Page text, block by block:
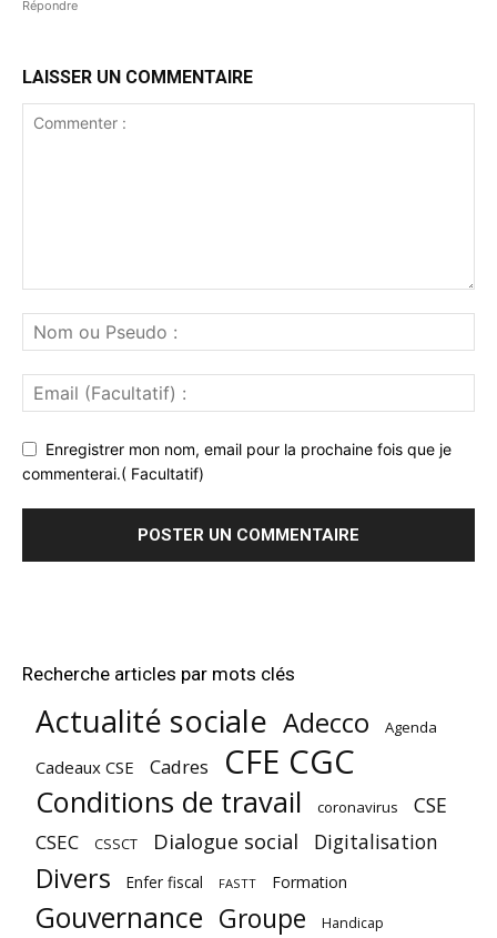
Répondre
LAISSER UN COMMENTAIRE
Enregistrer mon nom, email pour la prochaine fois que je
commenterai.( Facultatif)
Recherche articles par mots clés
Actualité sociale Adecco Agenda
Cadeaux CSE Cadres CFE CGC
Conditions de travail coronavirus CSE
CSEC CSSCT Dialogue social Digitalisation
Divers Enfer fiscal FASTT Formation
Gouvernance Groupe Handicap